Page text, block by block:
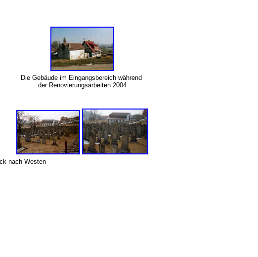
Die Gebäude im Eingangsbereich während
der Renovierungsarbeiten 2004
nach Westen